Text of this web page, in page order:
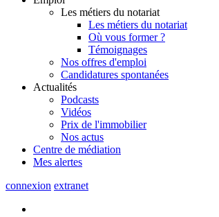
Les métiers du notariat
Les métiers du notariat
Où vous former ?
Témoignages
Nos offres d'emploi
Candidatures spontanées
Actualités
Podcasts
Vidéos
Prix de l'immobilier
Nos actus
Centre de médiation
Mes alertes
connexion extranet